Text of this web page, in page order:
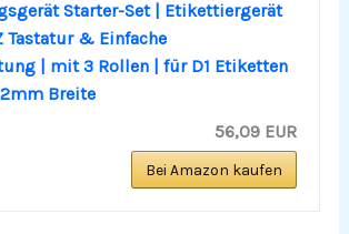
Starter-Set | Etikettiergerät
Tastatur & Einfache
| mit 3 Rollen | für D1 Etiketten
Breite
56,09 EUR
Bei Amazon kaufen